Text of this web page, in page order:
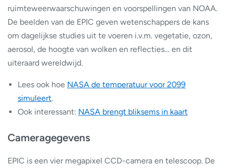
ruimteweerwaarschuwingen en voorspellingen van NOAA.
De beelden van de EPIC geven wetenschappers de kans
om dagelijkse studies uit te voeren i.v.m. vegetatie, ozon,
aerosol, de hoogte van wolken en reflecties… en dit
uiteraard wereldwijd.
Lees ook hoe NASA de temperatuur voor 2099
simuleert.
Ook interessant: NASA brengt bliksems in kaart
Cameragegevens
EPIC is een vier megapixel CCD-camera en telescoop. De